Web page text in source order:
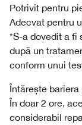
Potrivit pentru
Adecvat pentru
*S-a dovedit a fi
după un
conform unui
Întărește bariera
În doar 2 ore,
considerabil